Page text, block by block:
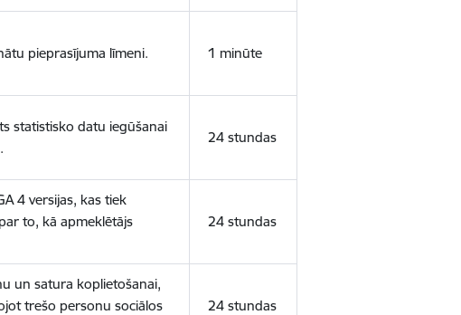
pieprasījuma līmeni. 1 minūte
statistisko datu iegūšanai
24 stundas
4 versijas, kas tiek
to, kā apmeklētājs
24 stundas
un satura koplietošanai,
trešo personu sociālos
24 stundas